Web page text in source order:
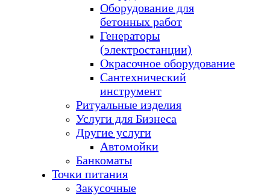
Оборудование для
бетонных работ
Генераторы
(электростанции)
Окрасочное оборудование
Сантехнический
инструмент
Ритуальные изделия
Услуги для Бизнеса
Другие услуги
Автомойки
Банкоматы
Точки питания
Закусочные